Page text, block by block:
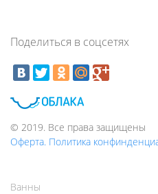
Поделиться в соцсетях
© 2019. Все права защищены
Оферта. Политика
Ванны